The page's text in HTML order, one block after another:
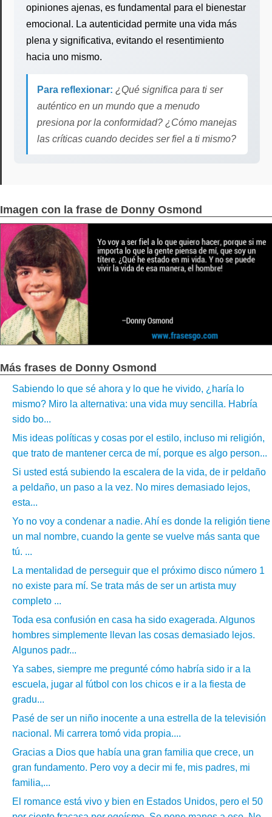
opiniones ajenas, es fundamental para el bienestar
emocional. La autenticidad permite una vida más
plena y significativa, evitando el resentimiento
hacia uno mismo.
Para reflexionar: ¿Qué significa para ti ser
auténtico en un mundo que a menudo
presiona por la conformidad? ¿Cómo manejas
las críticas cuando decides ser fiel a ti mismo?
Imagen con la frase de Donny Osmond
Más frases de Donny Osmond
Sabiendo lo que sé ahora y lo que he vivido, ¿haría lo
mismo? Miro la alternativa: una vida muy sencilla. Habría
sido bo...
Mis ideas políticas y cosas por el estilo, incluso mi religión,
que trato de mantener cerca de mí, porque es algo person...
Si usted está subiendo la escalera de la vida, de ir peldaño
a peldaño, un paso a la vez. No mires demasiado lejos,
esta...
Yo no voy a condenar a nadie. Ahí es donde la religión tiene
un mal nombre, cuando la gente se vuelve más santa que
tú. ...
La mentalidad de perseguir que el próximo disco número 1
no existe para mí. Se trata más de ser un artista muy
completo ...
Toda esa confusión en casa ha sido exagerada. Algunos
hombres simplemente llevan las cosas demasiado lejos.
Algunos padr...
Ya sabes, siempre me pregunté cómo habría sido ir a la
escuela, jugar al fútbol con los chicos e ir a la fiesta de
gradu...
Pasé de ser un niño inocente a una estrella de la televisión
nacional. Mi carrera tomó vida propia....
Gracias a Dios que había una gran familia que crece, un
gran fundamento. Pero voy a decir mi fe, mis padres, mi
familia,...
El romance está vivo y bien en Estados Unidos, pero el 50